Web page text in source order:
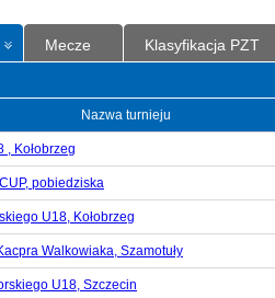
Mecze Klasyfikacja PZT
Nazwa turnieju
, Kołobrzeg
pobiedziska
U18, Kołobrzeg
Walkowiaka, Szamotuły
U18, Szczecin